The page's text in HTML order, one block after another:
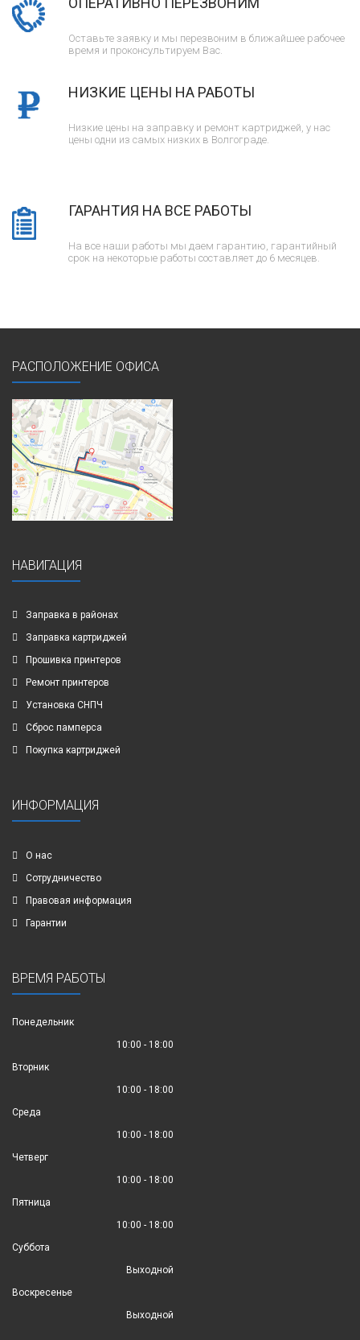
Оставьте заявку и мы перезвоним в ближайшее рабочее
время и проконсультируем Вас.
НИЗКИЕ ЦЕНЫ НА РАБОТЫ
Низкие цены на заправку и ремонт картриджей, у нас
цены одни из самых низких в Волгограде.
ГАРАНТИЯ НА ВСЕ РАБОТЫ
На все наши работы мы даем гарантию, гарантийный
срок на некоторые работы составляет до 6 месяцев.
РАСПОЛОЖЕНИЕ ОФИСА
НАВИГАЦИЯ
Заправка в районах
Заправка картриджей
Прошивка принтеров
Ремонт принтеров
Установка СНПЧ
Сброс памперса
Покупка картриджей
ИНФОРМАЦИЯ
О нас
Сотрудничество
Правовая информация
Гарантии
ВРЕМЯ РАБОТЫ
Понедельник
10:00 - 18:00
Вторник
10:00 - 18:00
Среда
10:00 - 18:00
Четверг
10:00 - 18:00
Пятница
10:00 - 18:00
Суббота
Выходной
Воскресенье
Выходной